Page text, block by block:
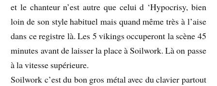
et le chanteur n’est autre que celui d ‘Hypocrisy, bien
loin de son style habituel mais quand même très à l’aise
dans ce registre là. Les 5 vikings occuperont la scène 45
minutes avant de laisser la place à Soilwork. Là on passe
à la vitesse supérieure.
Soilwork c’est du bon gros métal avec du clavier partout